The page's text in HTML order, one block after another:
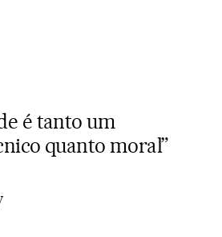
é tanto um
quanto moral”